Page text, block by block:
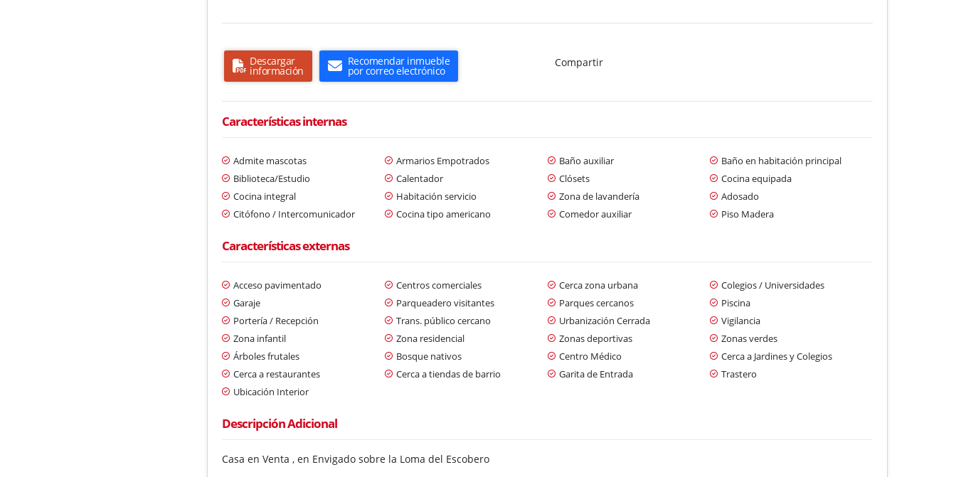
Descargar
información
Recomendar inmueble
por correo electrónico
Compartir
Características internas
Admite mascotas Armarios Empotrados Baño auxiliar
Baño en habitación principal
Biblioteca/Estudio
Calentador Clósets
Cocina equipada
Cocina integral
Habitación servicio Zona de lavandería
Adosado
Citófono / Intercomunicador
Cocina tipo americano Comedor auxiliar Piso Madera
Características externas
Acceso pavimentado Centros comerciales Cerca zona urbana
Colegios / Universidades
Garaje
Parqueadero visitantes Parques cercanos
Piscina
Portería / Recepción
Trans. público cercano Urbanización Cerrada
Vigilancia
Zona infantil
Zona residencial Zonas deportivas
Zonas verdes
Árboles frutales
Bosque nativos Centro Médico
Cerca a Jardines y Colegios
Cerca a restaurantes
Cerca a tiendas de barrio Garita de Entrada
Trastero
Ubicación Interior
Descripción Adicional
Casa en Venta , en Envigado sobre la Loma del Escobero